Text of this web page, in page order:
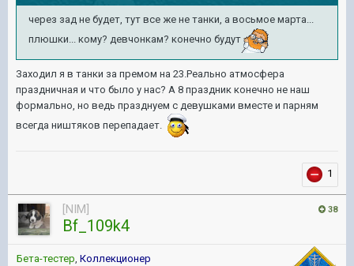
через зад не будет, тут все же не танки, а восьмое марта...
плюшки... кому? девчонкам? конечно будут
Заходил я в танки за премом на 23.Реально атмосфера
праздничная и что было у нас? А 8 праздник конечно не наш
формально, но ведь празднуем с девушками вместе и парням
всегда ништяков перепадает.
1
38
[NIM]
Bf_109k4
Бета-тестер, Коллекционер